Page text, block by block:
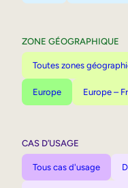
ZONE GÉOGRAPHIQUE
Toutes zones
Europe Europe –
CAS D’USAGE
Tous cas d'usage